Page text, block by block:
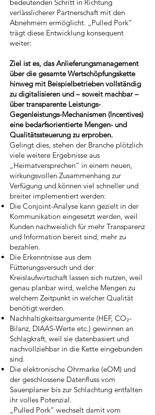
bedeutenden Schritt in Richtung
verlässlicherer Partnerschaft mit den
Abnehmern ermöglicht. „Pulled Pork“
trägt diese Entwicklung konsequent
weiter:
Ziel ist es, das Anlieferungsmanagement
über die gesamte Wertschöpfungskette
hinweg mit Beispielbetrieben vollständig
zu digitalisieren und – soweit machbar –
über transparente Leistungs-
Gegenleistungs-Mechanismen (Incentives)
eine bedarfsorientierte Mengen- und
Qualitätssteuerung zu erproben.
Gelingt dies, stehen der Branche plötzlich
viele weitere Ergebnisse aus
„Heimatversprechen“ in einem neuen,
wirkungsvollen Zusammenhang zur
Verfügung und können viel schneller und
breiter implementiert werden:
Die Conjoint-Analyse kann gezielt in der
Kommunikation eingesetzt werden, weil
Kunden nachweislich für mehr Transparenz
und Information bereit sind, mehr zu
bezahlen.
Die Erkenntnisse aus dem
Fütterungsversuch und der
Kreislaufwirtschaft lassen sich nutzen, weil
genau planbar wird, welche Mengen zu
welchem Zeitpunkt in welcher Qualität
benötigt werden.
Nachhaltigkeitsargumente (HEF, CO₂-
Bilanz, DIAAS-Werte etc.) gewinnen an
Schlagkraft, weil sie datenbasiert und
nachvollziehbar in die Kette eingebunden
sind.
Die elektronische Ohrmarke (eOM) und
der geschlossene Datenfluss vom
Sauenplaner bis zur Schlachtung entfalten
ihr volles Potenzial.
„Pulled Pork“ wechselt damit vom